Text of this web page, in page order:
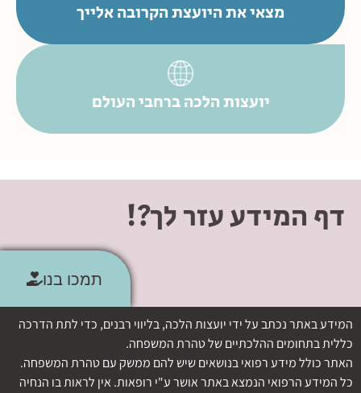
מצאי את היועצת הקרובה אלייך
יועצות הלכה ברחבי העולם
דף המידע עזר לך?!
תמכו בנו
המידע באתר נכתב על ידי יועצות הלכה, בליווי רבנים, כדי לתת הדרכה
כללית בתחומים ההלכתיים של טהרת המשפחה.
האתר כולל מידע רפואי בנושאים שיש להם ממשק עם טהרת המשפחה.
כל המידע הרפואי הנמצא באתר אושר ע"י רופאות. אין לראות בו הנחיה